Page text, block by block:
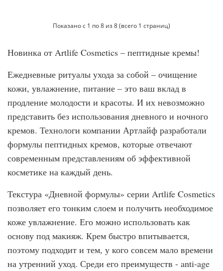
Показано с 1 по 8 из 8 (всего 1 страниц)
Новинка от Artlife Cosmetics – пептидные кремы!
Ежедневные ритуалы ухода за собой – очищение
кожи, увлажнение, питание – это ваш вклад в
продление молодости и красоты. И их невозможно
представить без использования дневного и ночного
кремов. Технологи компании Артлайф разработали
формулы пептидных кремов, которые отвечают
современным представлениям об эффективной
косметике на каждый день.
Текстура «Дневной формулы» серии Artlife Cosmetics
позволяет его тонким слоем и получить необходимое
коже увлажнение. Его можно использовать как
основу под макияж. Крем быстро впитывается,
поэтому подходит и тем, у кого совсем мало времени
на утренний уход. Среди его преимуществ - anti-age